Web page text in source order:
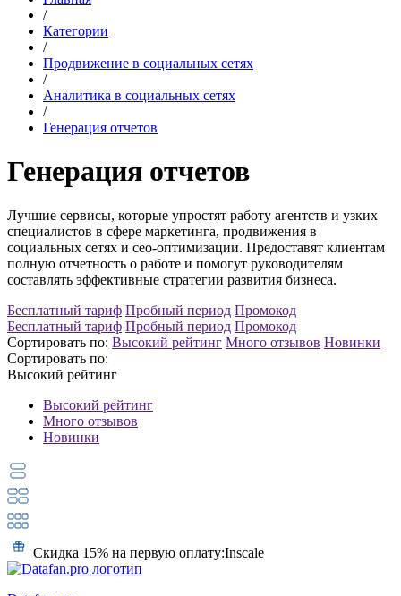
/
Категории
/
Продвижение в социальных сетях
/
Аналитика в социальных сетях
/
Генерация отчетов
Генерация отчетов
Лучшие сервисы, которые упростят работу агентств и узких
специалистов в сфере маркетинга, продвижения в
социальных сетях и сео-оптимизации. Предоставят клиентам
полную отчетность о работе и помогут руководителям
составлять эффективные стратегии развития бизнеса.
Бесплатный тариф Пробный период Промокод
Бесплатный тариф Пробный период Промокод
Сортировать по: Высокий рейтинг Много отзывов Новинки
Сортировать по:
Высокий рейтинг
Высокий рейтинг
Много отзывов
Новинки
Скидка 15% на первую оплату:Inscale